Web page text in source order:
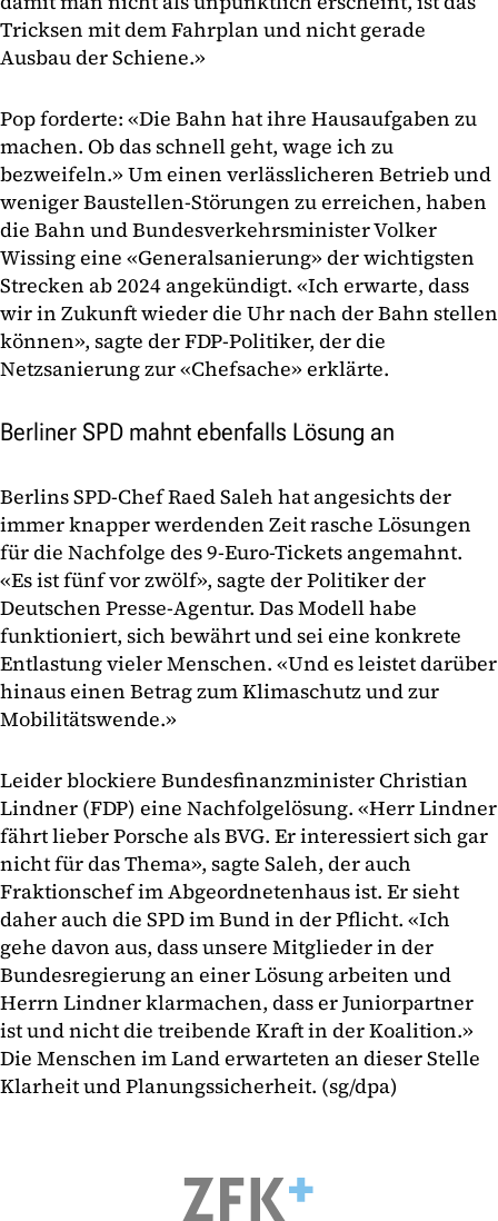
Tricksen mit dem Fahrplan und nicht gerade
Ausbau der Schiene.»
Pop forderte: «Die Bahn hat ihre Hausaufgaben zu
machen. Ob das schnell geht, wage ich zu
bezweifeln.» Um einen verlässlicheren Betrieb und
weniger Baustellen-Störungen zu erreichen, haben
die Bahn und Bundesverkehrsminister Volker
Wissing eine «Generalsanierung» der wichtigsten
Strecken ab 2024 angekündigt. «Ich erwarte, dass
wir in Zukunft wieder die Uhr nach der Bahn stellen
können», sagte der FDP-Politiker, der die
Netzsanierung zur «Chefsache» erklärte.
Berliner SPD mahnt ebenfalls Lösung an
Berlins SPD-Chef Raed Saleh hat angesichts der
immer knapper werdenden Zeit rasche Lösungen
für die Nachfolge des 9-Euro-Tickets angemahnt.
«Es ist fünf vor zwölf», sagte der Politiker der
Deutschen Presse-Agentur. Das Modell habe
funktioniert, sich bewährt und sei eine konkrete
Entlastung vieler Menschen. «Und es leistet darüber
hinaus einen Betrag zum Klimaschutz und zur
Mobilitätswende.»
Leider blockiere Bundesfinanzminister Christian
Lindner (FDP) eine Nachfolgelösung. «Herr Lindner
fährt lieber Porsche als BVG. Er interessiert sich gar
nicht für das Thema», sagte Saleh, der auch
Fraktionschef im Abgeordnetenhaus ist. Er sieht
daher auch die SPD im Bund in der Pflicht. «Ich
gehe davon aus, dass unsere Mitglieder in der
Bundesregierung an einer Lösung arbeiten und
Herrn Lindner klarmachen, dass er Juniorpartner
ist und nicht die treibende Kraft in der Koalition.»
Die Menschen im Land erwarteten an dieser Stelle
Klarheit und Planungssicherheit. (sg/dpa)